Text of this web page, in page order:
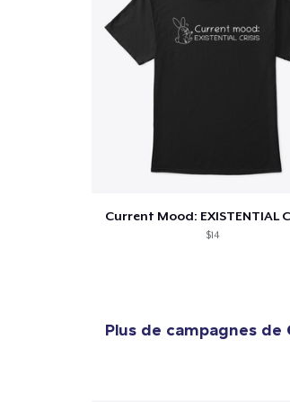
Current Mood: EXISTENTIAL
$14
Plus de campagnes de